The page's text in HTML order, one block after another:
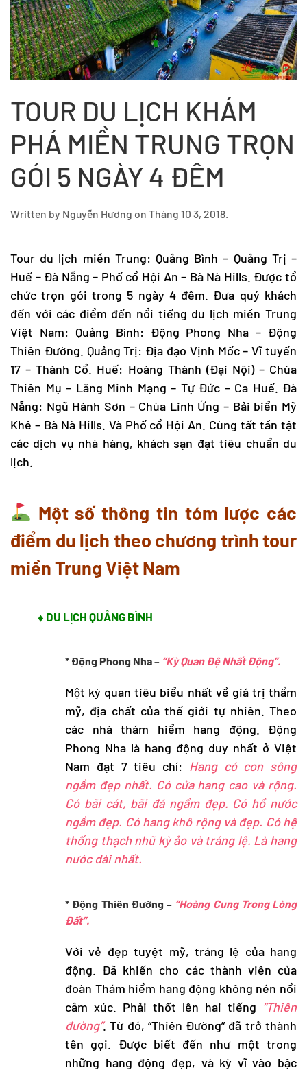
TOUR DU LỊCH KHÁM
PHÁ MIỀN TRUNG TRỌN
GÓI 5 NGÀY 4 ĐÊM
Written by Nguyễn Hương on Tháng 10 3, 2018
Tour du lịch miền Trung: Quảng Bình – Quảng Trị –
Huế – Đà Nẵng – Phố cổ Hội An – Bà Nà Hills. Được tổ
chức trọn gói trong 5 ngày 4 đêm. Đưa quý khách
đến với các điểm đến nổi tiếng du lịch miền Trung
Việt Nam: Quảng Bình: Động Phong Nha – Động
Thiên Đường. Quảng Trị: Địa đạo Vịnh Mốc – Vĩ tuyến
17 – Thành Cổ. Huế: Hoàng Thành (Đại Nội) – Chùa
Thiên Mụ – Lăng Minh Mạng – Tự Đức – Ca Huế. Đà
Nẵng: Ngũ Hành Sơn – Chùa Linh Ứng – Bải biển Mỹ
Khê – Bà Nà Hills. Và Phố cổ Hội An. Cùng tất tần tật
các dịch vụ nhà hàng, khách sạn đạt tiêu chuẩn du
lịch.
Một số thông tin tóm lược các
điểm du lịch theo chương trìnhtour
miền Trung Việt Nam
♦ DU LỊCH QUẢNG BÌNH
* Động Phong Nha – “Kỳ Quan Đệ Nhất Động”.
Một kỳ quan tiêu biểu nhất về giá trị thẩm
mỹ, địa chất của thế giới tự nhiên. Theo
các nhà thám hiểm hang động. Động
Phong Nha là hang động duy nhất ở Việt
Nam đạt 7 tiêu chí: Hang có con sông
ngầm đẹp nhất. Có cửa hang cao và rộng.
Có bãi cát, bãi đá ngầm đẹp. Có hồ nước
ngầm đẹp. Có hang khô rộng và đẹp. Có hệ
thống thạch nhũ kỳ ảo và tráng lệ. Là hang
nước dài nhất.
* Động Thiên Đường – “Hoàng Cung Trong Lòng
Đất”.
Với vẻ đẹp tuyệt mỹ, tráng lệ của hang
động. Đã khiến cho các thành viên của
đoàn Thám hiểm hang động không nén nổi
cảm xúc. Phải thốt lên hai tiếng “Thiên
đường”. Từ đó, “Thiên Đường” đã trở thành
tên gọi. Được biết đến như một trong
những hang động đẹp, và kỳ vĩ vào bậc